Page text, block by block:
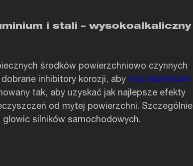
i stali – wysokoalkaliczny
środków powierzchniowo czynnych
inhibitory korozji, aby myć aluminium
tak, aby uzyskać jak najlepsze efekty
od mytej powierzchni. Szczególnie
silników samochodowych.